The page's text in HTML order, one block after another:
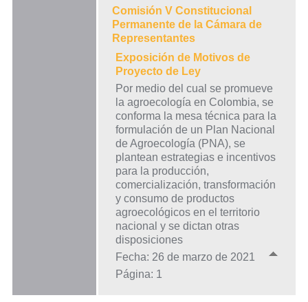
Comisión V Constitucional
Permanente de la Cámara de
Representantes
Exposición de Motivos de
Proyecto de Ley
Por medio del cual se promueve
la agroecología en Colombia, se
conforma la mesa técnica para la
formulación de un Plan Nacional
de Agroecología (PNA), se
plantean estrategias e incentivos
para la producción,
comercialización, transformación
y consumo de productos
agroecológicos en el territorio
nacional y se dictan otras
disposiciones
Fecha: 26 de marzo de 2021
Página: 1